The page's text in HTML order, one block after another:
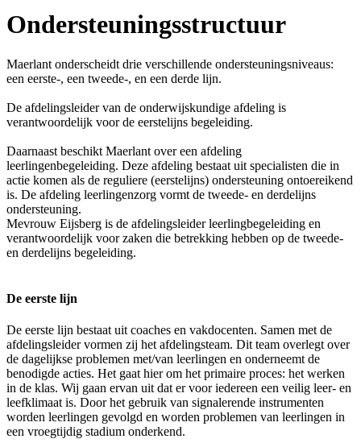
Ondersteuningsstructuur
Maerlant onderscheidt drie verschillende ondersteuningsniveaus:
een eerste-, een tweede-, en een derde lijn.
De afdelingsleider van de onderwijskundige afdeling is
verantwoordelijk voor de eerstelijns begeleiding.
Daarnaast beschikt Maerlant over een afdeling
leerlingenbegeleiding. Deze afdeling bestaat uit specialisten die in
actie komen als de reguliere (eerstelijns) ondersteuning ontoereikend
is. De afdeling leerlingenzorg vormt de tweede- en derdelijns
ondersteuning.
Mevrouw Eijsberg is de afdelingsleider leerlingbegeleiding en
verantwoordelijk voor zaken die betrekking hebben op de tweede-
en derdelijns begeleiding.
De eerste lijn
De eerste lijn bestaat uit coaches en vakdocenten. Samen met de
afdelingsleider vormen zij het afdelingsteam. Dit team overlegt over
de dagelijkse problemen met/van leerlingen en onderneemt de
benodigde acties. Het gaat hier om het primaire proces: het werken
in de klas. Wij gaan ervan uit dat er voor iedereen een veilig leer- en
leefklimaat is. Door het gebruik van signalerende instrumenten
worden leerlingen gevolgd en worden problemen van leerlingen in
een vroegtijdig stadium onderkend.